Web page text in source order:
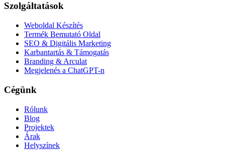
Szolgáltatások
Weboldal Készítés
Termék Bemutató Oldal
SEO & Digitális Marketing
Karbantartás & Támogatás
Branding & Arculat
Megjelenés a ChatGPT-n
Cégünk
Rólunk
Blog
Projektek
Árak
Helyszínek